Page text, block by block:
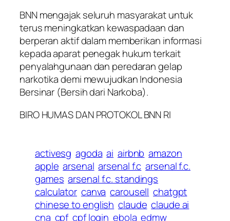
BNN mengajak seluruh masyarakat untuk
terus meningkatkan kewaspadaan dan
berperan aktif dalam memberikan informasi
kepada aparat penegak hukum terkait
penyalahgunaan dan peredaran gelap
narkotika demi mewujudkan Indonesia
Bersinar (Bersih dari Narkoba).
BIRO HUMAS DAN PROTOKOL BNN RI
activesg agoda ai airbnb amazon
apple arsenal arsenal f.c arsenal f.c.
games arsenal f.c. standings
calculator canva carousell chatgpt
chinese to english claude claude ai
cna cpf cpf login ebola edmw